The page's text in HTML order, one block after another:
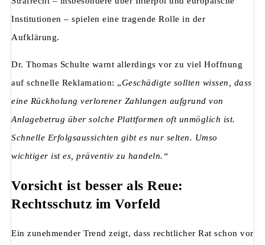
Institutionen – spielen eine tragende Rolle in der
Aufklärung.
Dr. Thomas Schulte warnt allerdings vor zu viel Hoffnung
auf schnelle Reklamation: „Geschädigte sollten wissen, dass
eine Rückholung verlorener Zahlungen aufgrund von
Anlagebetrug über solche Plattformen oft unmöglich ist.
Schnelle Erfolgsaussichten gibt es nur selten. Umso
wichtiger ist es, präventiv zu handeln.“
Vorsicht ist besser als Reue:
Rechtsschutz im Vorfeld
Ein zunehmender Trend zeigt, dass rechtlicher Rat schon vor